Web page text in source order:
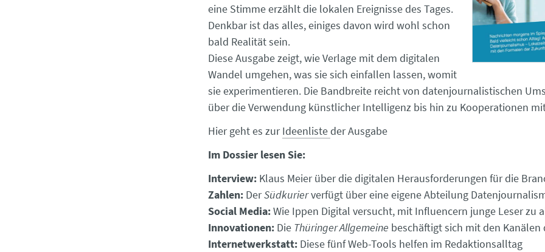
eine Stimme erzählt die lokalen Ereignisse des Tages.
Denkbar ist das alles, einiges davon wird wohl schon
bald Realität sein.
Diese Ausgabe zeigt, wie Verlage mit dem digitalen
Wandel umgehen, was sie sich einfallen lassen, womit
sie experimentieren. Die Bandbreite reicht von datenjournalistischen
über die Verwendung künstlicher Intelligenz bis hin zu Kooperationen
Hier geht es zurIdeenlisteder Ausgabe
Im Dossier lesen Sie:
Interview: Klaus Meier über die digitalen Herausforderungen für die
Zahlen: DerSüdkurierverfügt über eine eigene Abteilung
Social Media:Wie Ippen Digital versucht, mit Influencern junge Leser zu
Innovationen: Die Thüringer Allgemeine beschäftigt sich mit den
Internetwerkstatt: Diese fünf Web-Tools helfen im Redaktionsalltag